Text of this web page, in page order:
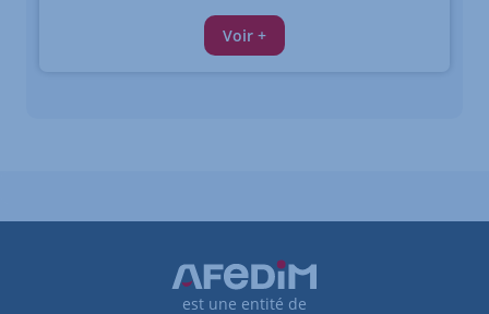
Voir +
est une entité de